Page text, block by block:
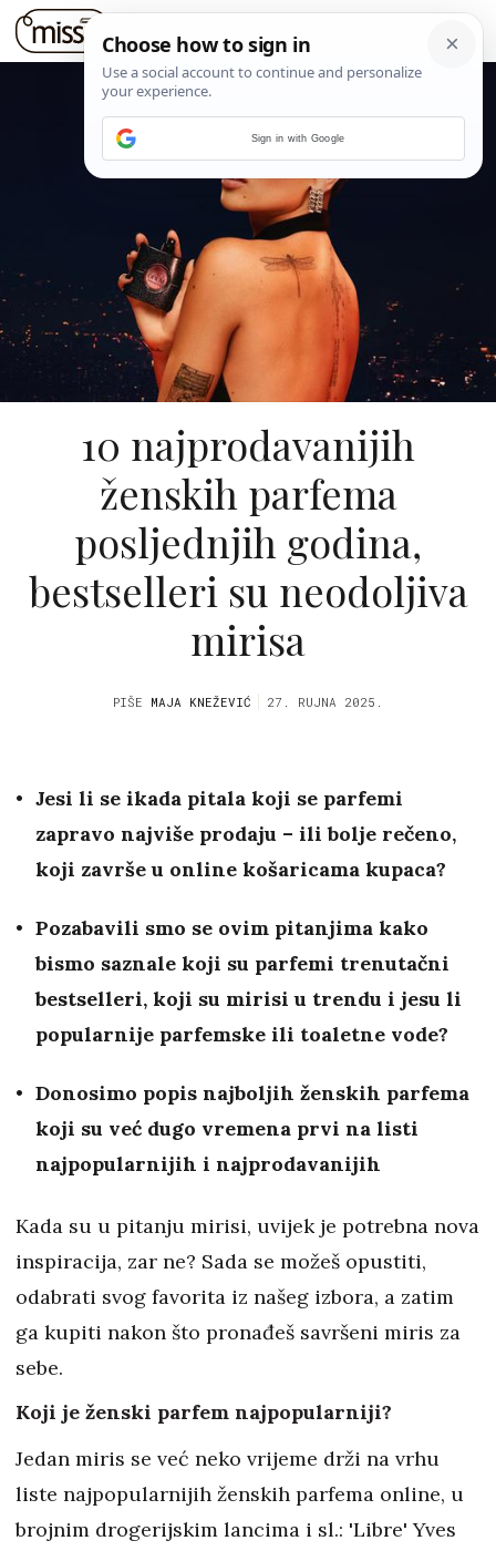
10 najprodavanijih
ženskih parfema
posljednjih godina,
bestselleri su neodoljiva
mirisa
PIŠE MAJA KNEŽEVIĆ 27. RUJNA 2025.
Jesi li se ikada pitala koji se parfemi
zapravo najviše prodaju – ili bolje rečeno,
koji završe u online košaricama kupaca?
Pozabavili smo se ovim pitanjima kako
bismo saznale koji su parfemi trenutačni
bestselleri, koji su mirisi u trendu i jesu li
popularnije parfemske ili toaletne vode?
Donosimo popis najboljih ženskih parfema
koji su već dugo vremena prvi na listi
najpopularnijih i najprodavanijih
Kada su u pitanju mirisi, uvijek je potrebna nova
inspiracija, zar ne? Sada se možeš opustiti,
odabrati svog favorita iz našeg izbora, a zatim
ga kupiti nakon što pronađeš savršeni miris za
sebe.
Koji je ženski parfem najpopularniji?
Jedan miris se već neko vrijeme drži na vrhu
liste najpopularnijih ženskih parfema online, u
brojnim drogerijskim lancima i sl.: 'Libre' Yves
Sign in with Google